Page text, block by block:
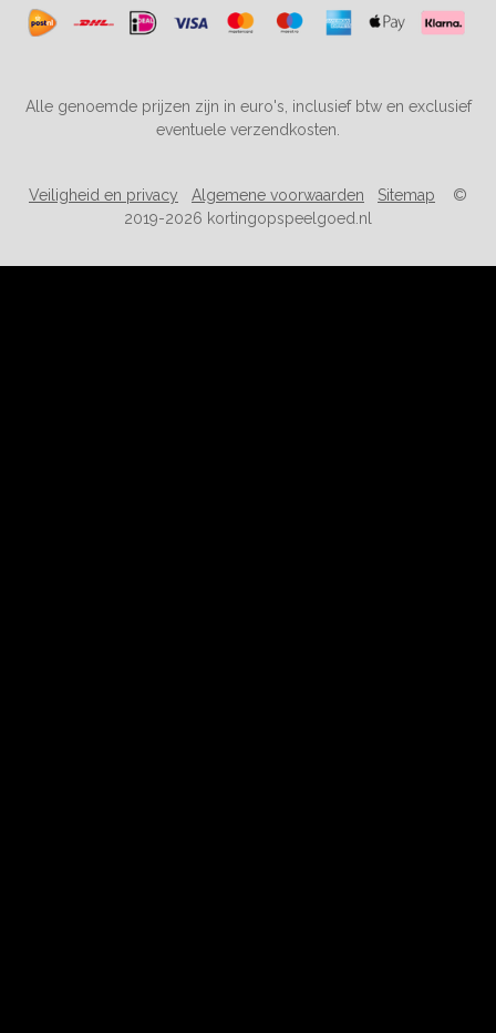
Alle genoemde prijzen zijn in euro's, inclusief btw en exclusief
eventuele verzendkosten.
Veiligheid en privacy Algemene voorwaarden Sitemap ©
2019-2026 kortingopspeelgoed.nl